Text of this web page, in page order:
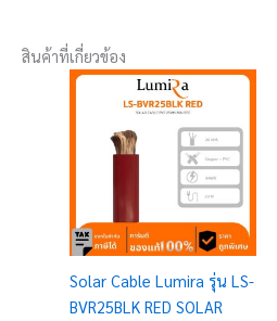
สินค้าที่เกี่ยวข้อง
Solar Cable Lumira รุ่น LS-
BVR25BLK RED SOLAR